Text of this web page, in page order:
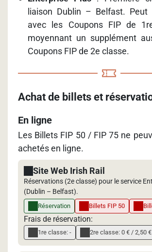
liaison Dublin – Belfast. Peut
avec les Coupons FIP de
moyennant un supplément
Coupons FIP de 2e classe.
Achat de billets et
En ligne
Les Billets FIP 50 / FIP 75 ne
achetés en ligne.
Site Web Irish Rail
Réservations (2e classe) pour le service
(Dublin – Belfast).
Réservation Billets FIP 50
Frais de réservation:
1re classe: - 2re classe: 0 € / 2,50 €